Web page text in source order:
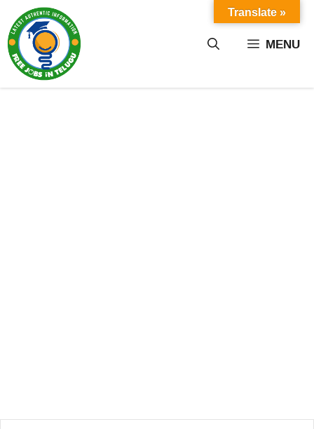
content MENU
Translate »